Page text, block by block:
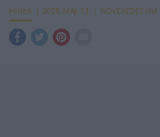
HÍREK 2025. MÁJ. 13. NÖVEKEDÉS.HU